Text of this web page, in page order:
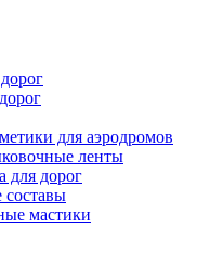
для аэродромов
ленты
для дорог
мастики